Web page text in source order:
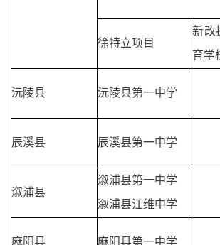
徐特立项目
新改
育学
沅陵县 沅陵县第一中学
辰溪县 辰溪县第一中学
溆浦县
溆浦县第一中学
溆浦县江维中学
麻阳县 麻阳县第一中学